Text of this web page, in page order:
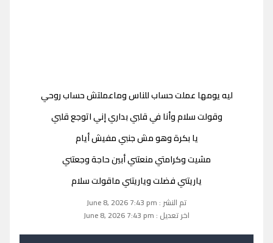
ليه يومها عملت حساب للناس وماعملتش حساب روحي
وقولت سلام وأنا في قلبي بداري إني اتوجع قلبي
يا بكرة وهو مش جنبي مفيش أيام
مشيت وكرامتي منعتني أبين حاجة وجعتني
ياريتني فضلت وياريتني ماقولت سلام
تم النشر : June 8, 2026 7:43 pm
اخر تعديل : June 8, 2026 7:43 pm